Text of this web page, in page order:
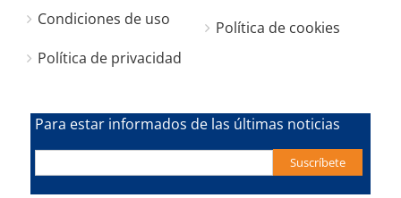
Condiciones de uso
Política de privacidad
Política de cookies
Para estar informados de las últimas noticias